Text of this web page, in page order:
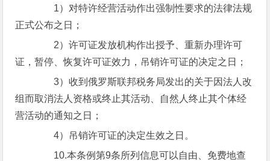
1）对特许经营活动作出强制性要求的法律法规
正式公布之日；
2）许可证发放机构作出授予、重新办理许可
证，暂停、恢复许可证效力，吊销许可证的决定之日；
3）收到俄罗斯联邦税务局发出的关于因法人改
组而取消法人资格或终止其活动、自然人终止其个体经
营活动的通知之日；
4）吊销许可证的决定生效之日。
10.本条例第9条所列信息可以自由、免费地查